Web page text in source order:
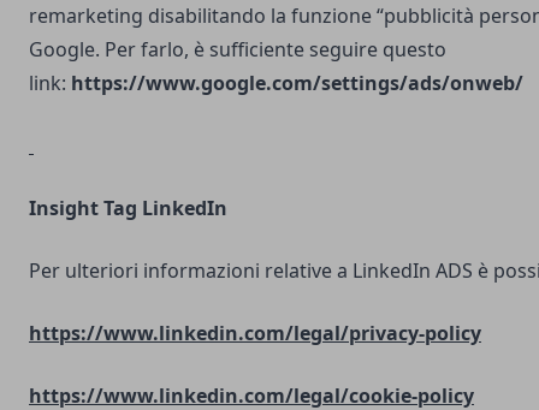
remarketing disabilitando la funzione “pubblicità
Google. Per farlo, è sufficiente seguire questo
link: https://www.google.com/settings/ads/onweb/
Insight Tag LinkedIn
Per ulteriori informazioni relative a LinkedIn ADS è
https://www.linkedin.com/legal/privacy-policy
https://www.linkedin.com/legal/cookie-policy